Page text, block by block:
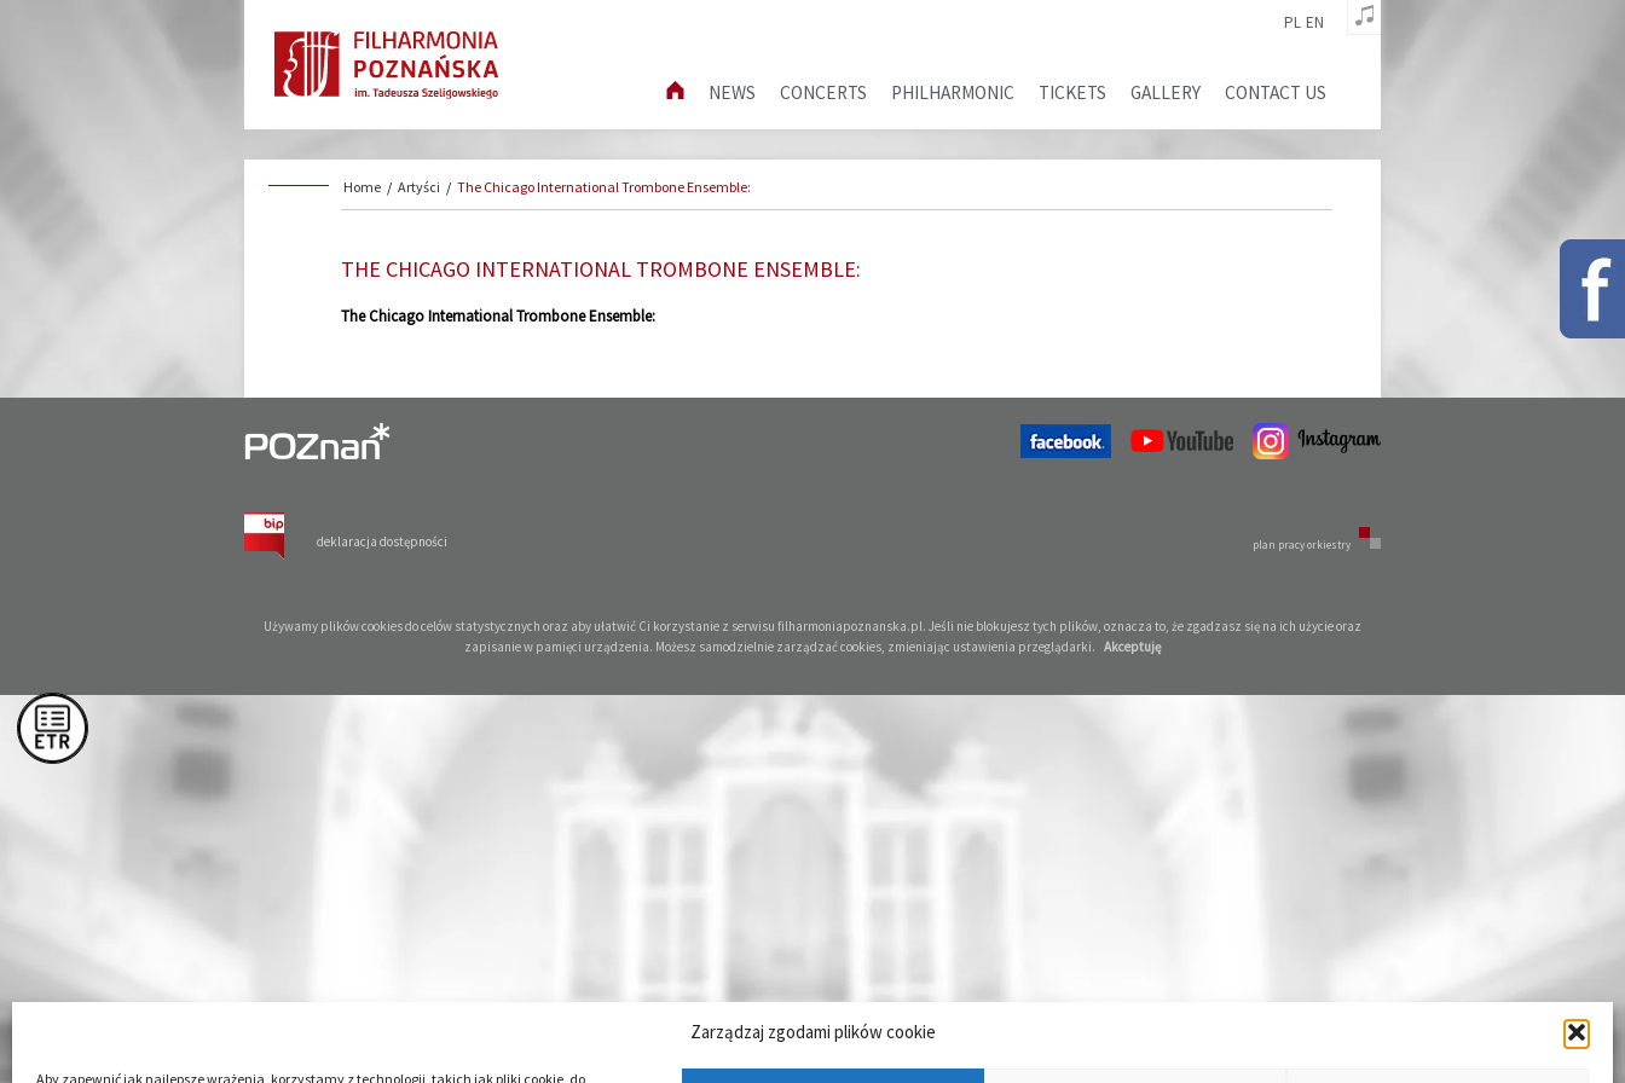
Zarządzaj zgodami plików cookie
Aby zapewnić jak najlepsze wrażenia, korzystamy z technologii, takich jak pliki cookie, do
PL EN
NEWS CONCERTS PHILHARMONIC TICKETS GALLERY CONTACT US
Home / Artyści / The Chicago International Trombone Ensemble:
THE CHICAGO INTERNATIONAL TROMBONE ENSEMBLE:
The Chicago International Trombone Ensemble:
deklaracja dostępności plan pracy orkiestry
Używamy plików cookies do celów statystycznych oraz aby ułatwić Ci korzystanie z serwisu filharmoniapoznanska.pl. Jeśli nie blokujesz tych plików, oznacza to, że zgadzasz się na ich użycie oraz
zapisanie w pamięci urządzenia. Możesz samodzielnie zarządzać cookies, zmieniając ustawienia przeglądarki. Akceptuję